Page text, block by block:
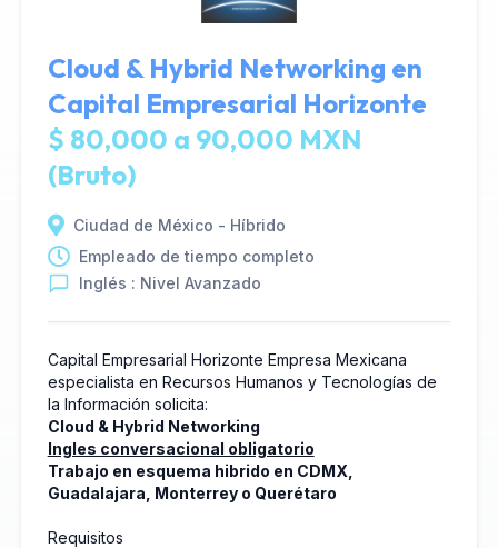
Cloud & Hybrid Networking en
Capital Empresarial Horizonte
$ 80,000 a 90,000 MXN
(Bruto)
Ciudad de México - Híbrido
Empleado de tiempo completo
Inglés : Nivel Avanzado
Capital Empresarial Horizonte Empresa Mexicana
especialista en Recursos Humanos y Tecnologías de
la Información solicita:
Cloud & Hybrid Networking
Ingles conversacional obligatorio
Trabajo en esquema hibrido en CDMX,
Guadalajara, Monterrey o Querétaro
Requisitos